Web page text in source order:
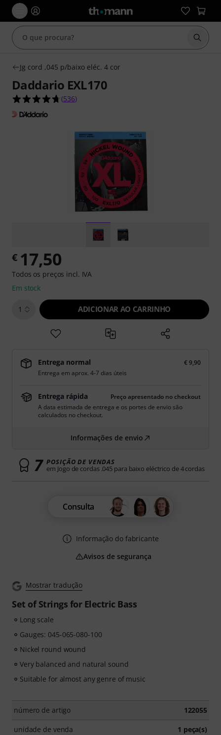
Iniciar
Jg cord ,045 p/baixo eléc. 4 cor
Daddario EXL170
4.7 de 5 estrelas de 536 avaliações de clientes
(536)
Mostrar tradução
Set of Strings for Electric Bass
Long scale
Gauges: 045-065-080-100
Nickel round wound
Very balanced and natural sound
Suitable for almost any genre of music
número de artigo 122055
unidade de venda 1 peça(s)
€ 17,50
Todos os preços incl. IVA
Em stock
1 ADICIONAR AO CARRINHO
Entrega normal
€ 9,90
Entrega em aprox. 4-7 dias úteis
Entrega rápida
Preço apresentado no checkout
A data estimada de entrega e os portes de envio são
calculados no checkout.
Informações de envio
7 POSIÇÃO DE VENDAS
em Jogo de cordas .045 para baixo eléctrico de 4 cordas
Consulta
Informação do fabricante
Avisos de segurança